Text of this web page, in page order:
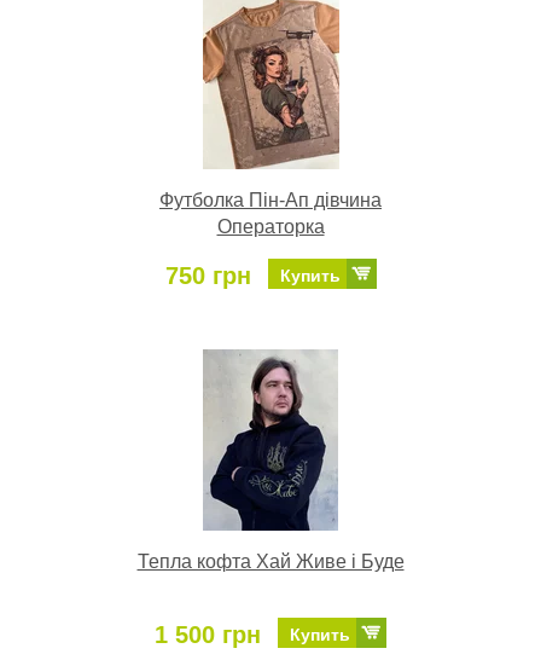
Футболка Пін-Ап дівчина
Операторка
750 грн Купить
Тепла кофта Хай Живе і Буде
1 500 грн Купить